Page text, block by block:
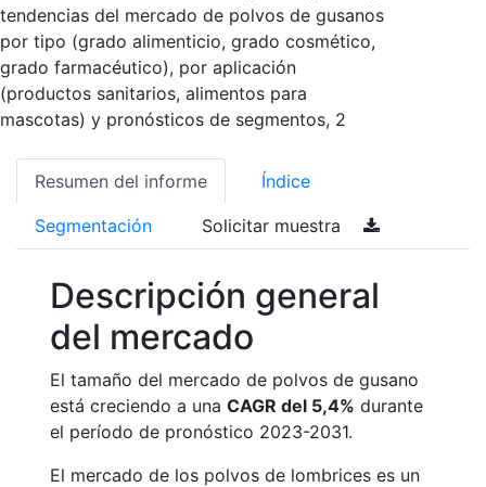
tendencias del mercado de polvos de gusanos
por tipo (grado alimenticio, grado cosmético,
grado farmacéutico), por aplicación
(productos sanitarios, alimentos para
mascotas) y pronósticos de segmentos, 2
Resumen del informe Índice
Segmentación Solicitar muestra
Descripción general
del mercado
El tamaño del mercado de polvos de gusano
está creciendo a una CAGR del 5,4% durante
el período de pronóstico 2023-2031.
El mercado de los polvos de lombrices es un